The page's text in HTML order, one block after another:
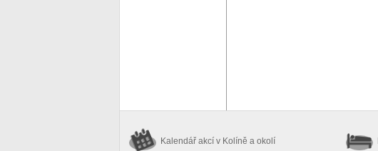
Kalendář akcí v Kolíně a okolí